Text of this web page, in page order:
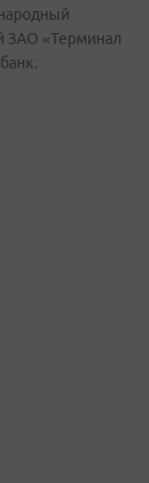
ЗАО «Терминал